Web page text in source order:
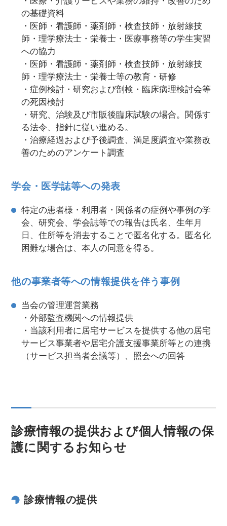
の基礎資料
・医師・看護師・薬剤師・検査技師・放射線技
師・理学療法士・栄養士・医療事務等の学生実習
への協力
・医師・看護師・薬剤師・検査技師・放射線技
師・理学療法士・栄養士等の教育・研修
・症例検討・研究および剖検・臨床病理検討会等
の死因検討
・研究、治験及び市販後臨床試験の場合。関係す
る法令、指針に従い進める。
・治療経過および予後調査、満足度調査や業務改
善のためのアンケート調査
学会・医学誌等への発表
特定の患者様・利用者・関係者の症例や事例の学
会、研究会、学会誌等での報告は氏名、生年月
日、住所等を消去することで匿名化する。匿名化
困難な場合は、本人の同意を得る。
他の事業者等への情報提供を伴う事例
当会の管理運営業務
・外部監査機関への情報提供
・当該利用者に居宅サービスを提供する他の居宅
サービス事業者や居宅介護支援事業所等との連携
（サービス担当者会議等）、照会への回答
診療情報の提供および個人情報の保
護に関するお知らせ
診療情報の提供